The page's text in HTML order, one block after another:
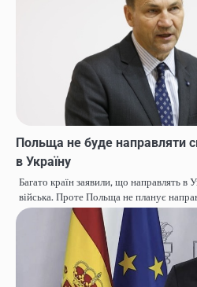
Польща не буде направляти
в Україну
Багато країн заявили, що направлять в
війська. Проте Польща не планує